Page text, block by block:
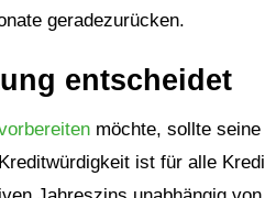
geradezurücken.
entscheidet
möchte, sollte
ist für alle